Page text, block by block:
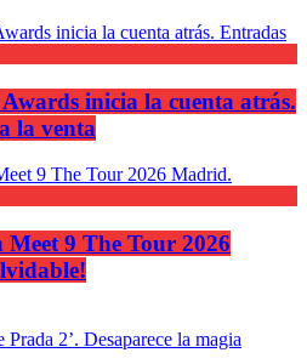
inicia la cuenta atrás.
la venta
Meet 9 The Tour 2026